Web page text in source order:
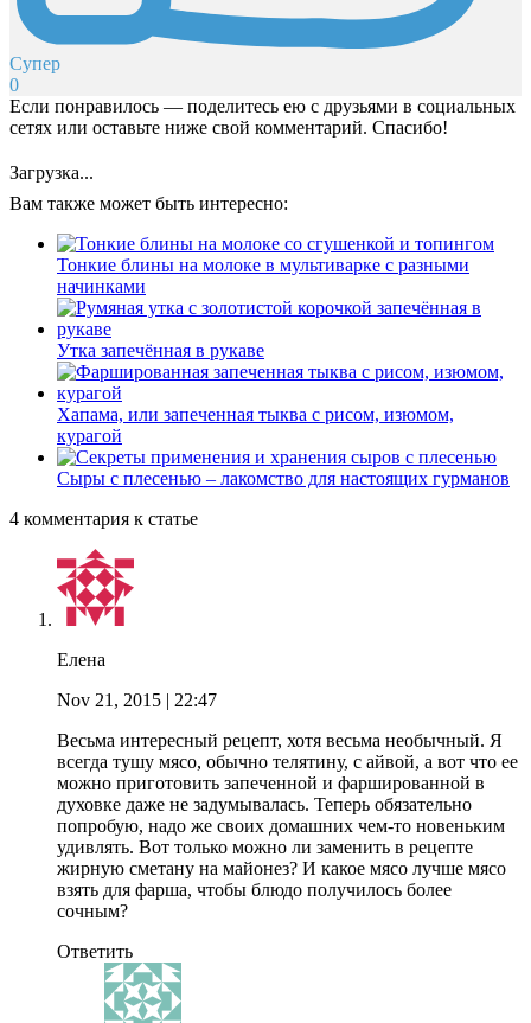
Супер
0
Если понравилось — поделитесь ею с друзьями в социальных
сетях или оставьте ниже свой комментарий. Спасибо!
Загрузка...
Вам также может быть интересно:
Тонкие блины на молоке в мультиварке с разными
начинками
Утка запечённая в рукаве
Хапама, или запеченная тыква с рисом, изюмом,
курагой
Сыры с плесенью – лакомство для настоящих гурманов
4 комментария к статье
Елена
Nov 21, 2015 | 22:47
Весьма интересный рецепт, хотя весьма необычный. Я
всегда тушу мясо, обычно телятину, с айвой, а вот что ее
можно приготовить запеченной и фаршированной в
духовке даже не задумывалась. Теперь обязательно
попробую, надо же своих домашних чем-то новеньким
удивлять. Вот только можно ли заменить в рецепте
жирную сметану на майонез? И какое мясо лучше мясо
взять для фарша, чтобы блюдо получилось более
сочным?
Ответить